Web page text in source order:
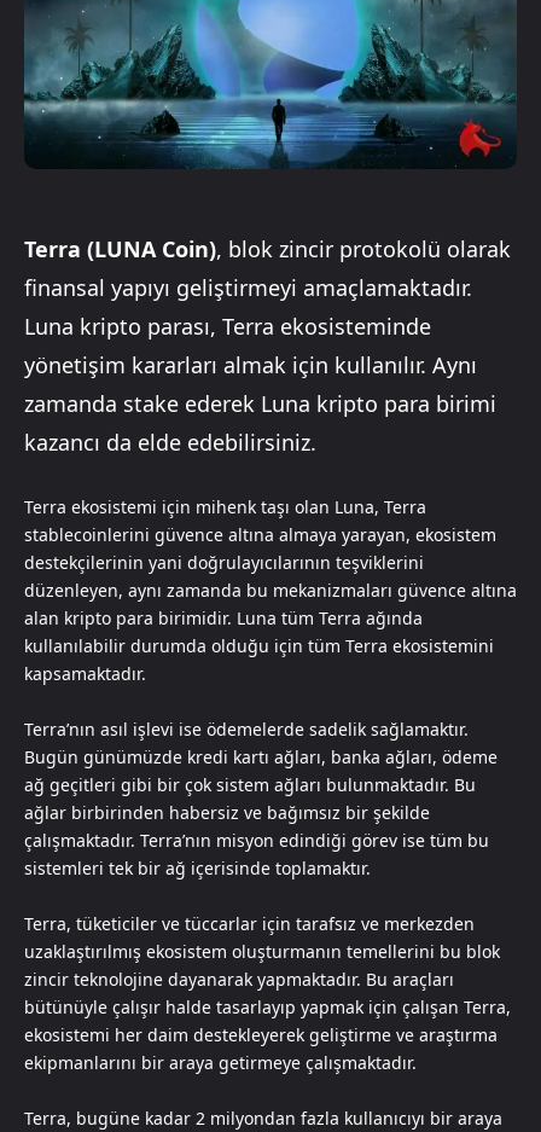
Terra (LUNA Coin), blok zincir protokolü olarak
finansal yapıyı geliştirmeyi amaçlamaktadır.
Luna kripto parası, Terra ekosisteminde
yönetişim kararları almak için kullanılır. Aynı
zamanda stake ederek Luna kripto para birimi
kazancı da elde edebilirsiniz.
Terra ekosistemi için mihenk taşı olan Luna, Terra
stablecoinlerini güvence altına almaya yarayan, ekosistem
destekçilerinin yani doğrulayıcılarının teşviklerini
düzenleyen, aynı zamanda bu mekanizmaları güvence altına
alan kripto para birimidir. Luna tüm Terra ağında
kullanılabilir durumda olduğu için tüm Terra ekosistemini
kapsamaktadır.
Terra’nın asıl işlevi ise ödemelerde sadelik sağlamaktır.
Bugün günümüzde kredi kartı ağları, banka ağları, ödeme
ağ geçitleri gibi bir çok sistem ağları bulunmaktadır. Bu
ağlar birbirinden habersiz ve bağımsız bir şekilde
çalışmaktadır. Terra’nın misyon edindiği görev ise tüm bu
sistemleri tek bir ağ içerisinde toplamaktır.
Terra, tüketiciler ve tüccarlar için tarafsız ve merkezden
uzaklaştırılmış ekosistem oluşturmanın temellerini bu blok
zincir teknolojine dayanarak yapmaktadır. Bu araçları
bütünüyle çalışır halde tasarlayıp yapmak için çalışan Terra,
ekosistemi her daim destekleyerek geliştirme ve araştırma
ekipmanlarını bir araya getirmeye çalışmaktadır.
Terra, bugüne kadar 2 milyondan fazla kullanıcıyı bir araya